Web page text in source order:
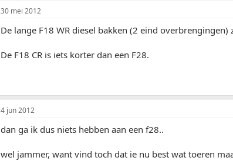
30 mei 2012
De lange F18 WR diesel bakken (2 eind overbrengingen)
De F18 CR is iets korter dan een F28.
4 jun 2012
dan ga ik dus niets hebben aan een f28..
wel jammer, want vind toch dat ie nu best wat toeren